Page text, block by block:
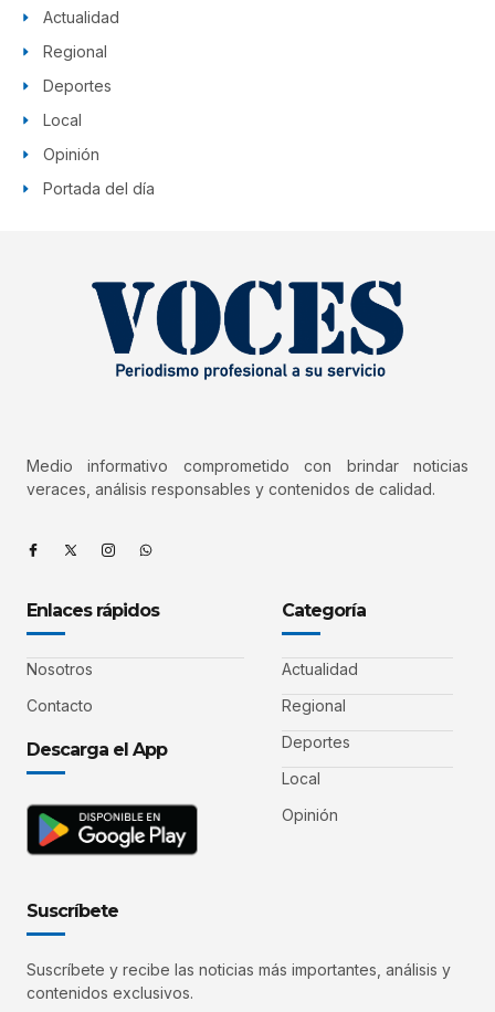
Actualidad
Regional
Deportes
Local
Opinión
Portada del día
Medio informativo comprometido con brindar noticias
veraces, análisis responsables y contenidos de calidad.
Enlaces rápidos
Nosotros
Contacto
Descarga el App
Categoría
Actualidad
Regional
Deportes
Local
Opinión
Suscríbete
Suscríbete y recibe las noticias más importantes, análisis y
contenidos exclusivos.